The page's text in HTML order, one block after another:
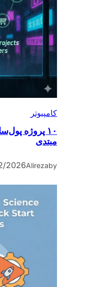
کامپیوتر
۱۰ پروژه
مبتدی
by
Alireza
2026